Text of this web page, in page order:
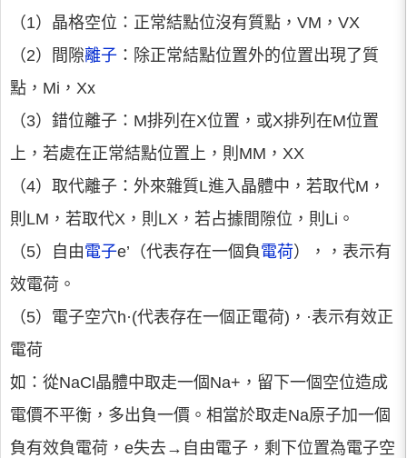
（1）晶格空位：正常結點位沒有質點，VM，VX
（2）間隙離子 ：除正常結點位置外的位置出現了質
點，Mi，Xx
（3）錯位離子：M排列在X位置，或X排列在M位置
上，若處在正常結點位置上，則MM，XX
（4）取代離子：外來雜質L進入晶體中，若取代M，
則LM，若取代X，則LX，若占據間隙位，則Li。
（5）自由電子e’（代表存在一個負 電荷），，表示有
效電荷。
（5）電子空穴h·(代表存在一個正電荷)，·表示有效正
電荷
如：從NaCl晶體中取走一個Na+，留下一個空位造成
電價不平衡，多出負一價。相當於取走Na原子加一個
負有效負電荷，e失去→自由電子，剩下位置為電子空